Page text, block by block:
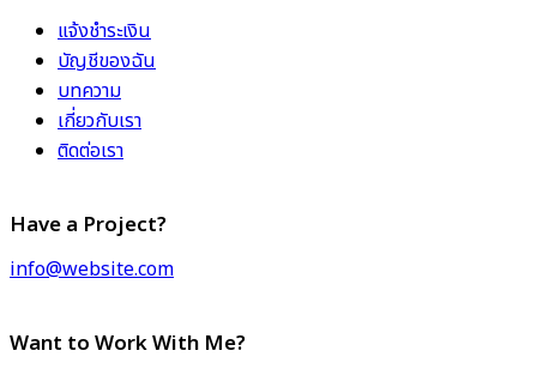
แจ้งชำระเงิน
บัญชีของฉัน
บทความ
เกี่ยวกับเรา
ติดต่อเรา
Have a Project?
info@website.com
Want to Work With Me?